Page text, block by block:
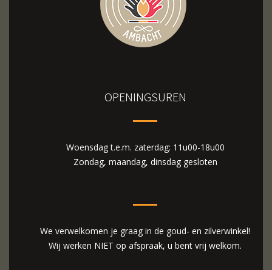
OPENINGSUREN
Woensdag t.e.m. zaterdag: 11u00-18u00
Zondag, maandag, dinsdag gesloten
We verwelkomen je graag in de goud- en zilverwinkel!
Wij werken NIET op afspraak, u bent vrij welkom.